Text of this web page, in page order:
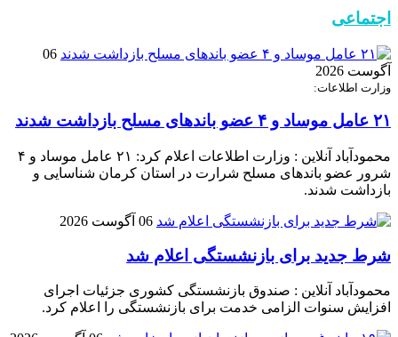
اجتماعی
06
آگوست 2026
وزارت اطلاعات:
۲۱ عامل موساد و ۴ عضو باند‌های مسلح بازداشت شدند
محمودآباد آنلاین : وزارت اطلاعات اعلام کرد: ۲۱ عامل موساد و ۴
شرور عضو باند‌های مسلح شرارت در استان کرمان شناسایی و
بازداشت شدند.
06 آگوست 2026
شرط جدید برای بازنشستگی اعلام شد
محمودآباد آنلاین : صندوق بازنشستگی کشوری جزئیات اجرای
افزایش سنوات الزامی خدمت برای بازنشستگی را اعلام کرد.